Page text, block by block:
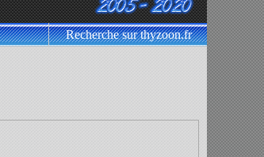
Recherche sur thyzoon.fr